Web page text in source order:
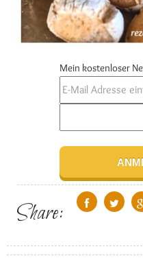
Mein kostenloser
Share: